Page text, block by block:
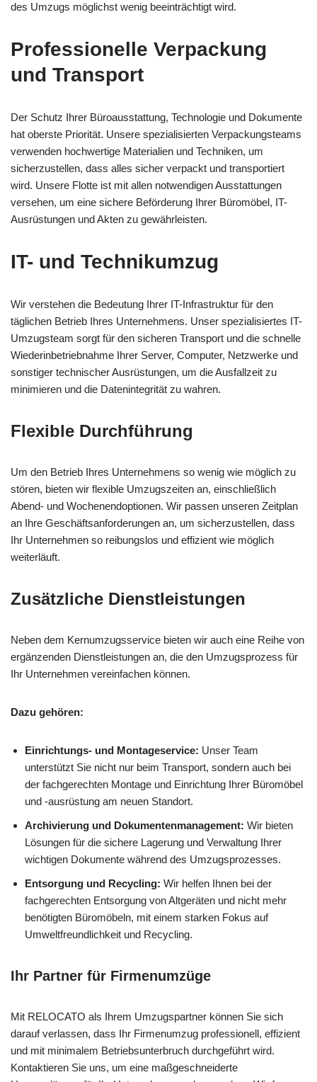
des Umzugs möglichst wenig beeinträchtigt wird.
Professionelle Verpackung
und Transport
Der Schutz Ihrer Büroausstattung, Technologie und Dokumente
hat oberste Priorität. Unsere spezialisierten Verpackungsteams
verwenden hochwertige Materialien und Techniken, um
sicherzustellen, dass alles sicher verpackt und transportiert
wird. Unsere Flotte ist mit allen notwendigen Ausstattungen
versehen, um eine sichere Beförderung Ihrer Büromöbel, IT-
Ausrüstungen und Akten zu gewährleisten.
IT- und Technikumzug
Wir verstehen die Bedeutung Ihrer IT-Infrastruktur für den
täglichen Betrieb Ihres Unternehmens. Unser spezialisiertes IT-
Umzugsteam sorgt für den sicheren Transport und die schnelle
Wiederinbetriebnahme Ihrer Server, Computer, Netzwerke und
sonstiger technischer Ausrüstungen, um die Ausfallzeit zu
minimieren und die Datenintegrität zu wahren.
Flexible Durchführung
Um den Betrieb Ihres Unternehmens so wenig wie möglich zu
stören, bieten wir flexible Umzugszeiten an, einschließlich
Abend- und Wochenendoptionen. Wir passen unseren Zeitplan
an Ihre Geschäftsanforderungen an, um sicherzustellen, dass
Ihr Unternehmen so reibungslos und effizient wie möglich
weiterläuft.
Zusätzliche Dienstleistungen
Neben dem Kernumzugsservice bieten wir auch eine Reihe von
ergänzenden Dienstleistungen an, die den Umzugsprozess für
Ihr Unternehmen vereinfachen können.
Dazu gehören:
Einrichtungs- und Montageservice: Unser Team
unterstützt Sie nicht nur beim Transport, sondern auch bei
der fachgerechten Montage und Einrichtung Ihrer Büromöbel
und -ausrüstung am neuen Standort.
Archivierung und Dokumentenmanagement: Wir bieten
Lösungen für die sichere Lagerung und Verwaltung Ihrer
wichtigen Dokumente während des Umzugsprozesses.
Entsorgung und Recycling: Wir helfen Ihnen bei der
fachgerechten Entsorgung von Altgeräten und nicht mehr
benötigten Büromöbeln, mit einem starken Fokus auf
Umweltfreundlichkeit und Recycling.
Ihr Partner für Firmenumzüge
Mit RELOCATO als Ihrem Umzugspartner können Sie sich
darauf verlassen, dass Ihr Firmenumzug professionell, effizient
und mit minimalem Betriebsunterbruch durchgeführt wird.
Kontaktieren Sie uns, um eine maßgeschneiderte